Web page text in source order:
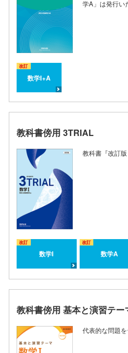
学A」は発行い
改訂
数学I+A
教科書傍用 3TRIAL
教科書『改訂
改訂
数学I
改訂
数学A
教科書傍用 基本と演習テー
代表的な問題